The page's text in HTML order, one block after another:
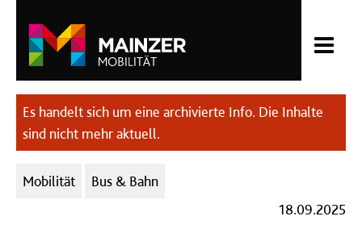
Es handelt sich um eine archivierte Info. Die Inhalte
sind nicht mehr aktuell.
Kategorien:
Mobilität
Bus & Bahn
18.09.2025